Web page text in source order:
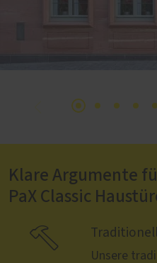
Klare Argumente
PaX Classic

Unsere